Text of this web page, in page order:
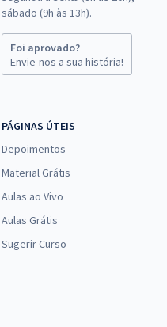
sábado (9h às 13h).
Foi aprovado?
Envie-nos a sua história!
PÁGINAS ÚTEIS
Depoimentos
Material Grátis
Aulas ao Vivo
Aulas Grátis
Sugerir Curso